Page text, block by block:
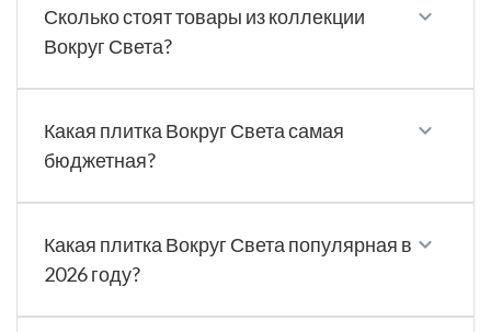
Сколько стоят товары из коллекции
Вокруг Света?
Какая плитка Вокруг Света самая
бюджетная?
Какая плитка Вокруг Света популярная в
2026 году?